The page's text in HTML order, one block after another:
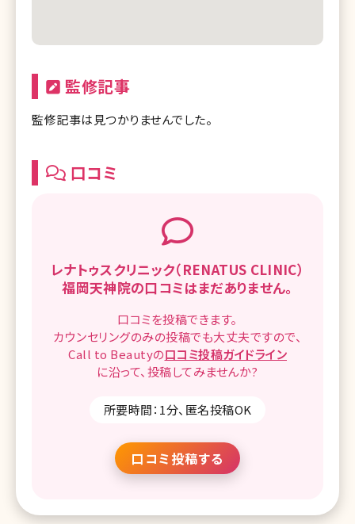
監修記事
監修記事は見つかりませんでした。
口コミ
レナトゥスクリニック（RENATUS CLINIC）
福岡天神院の口コミはまだありません。
口コミを投稿できます。
カウンセリングのみの投稿でも大丈夫ですので、
Call to Beautyの口コミ投稿ガイドライン
に沿って、 投稿してみませんか?
所要時間：1分、匿名投稿OK
口コミ投稿する